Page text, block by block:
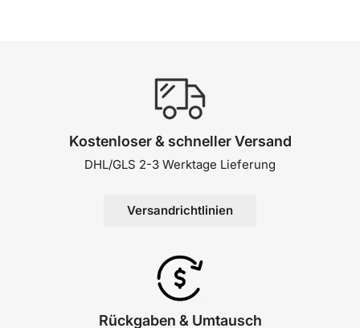
Kostenloser & schneller Versand
DHL/GLS 2-3 Werktage Lieferung
Versandrichtlinien
Rückgaben & Umtausch